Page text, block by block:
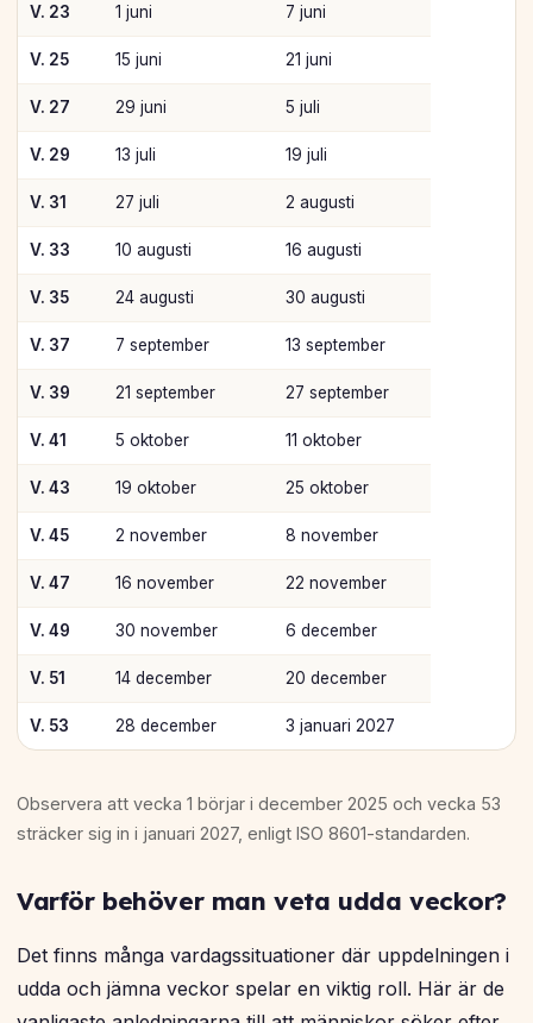
V. 23 1 juni 7 juni
V. 25 15 juni 21 juni
V. 27 29 juni 5 juli
V. 29 13 juli 19 juli
V. 31 27 juli 2 augusti
V. 33 10 augusti 16 augusti
V. 35 24 augusti 30 augusti
V. 37 7 september 13 september
V. 39 21 september 27 september
V. 41 5 oktober 11 oktober
V. 43 19 oktober 25 oktober
V. 45 2 november 8 november
V. 47 16 november 22 november
V. 49 30 november 6 december
V. 51 14 december 20 december
V. 53 28 december 3 januari 2027
Observera att vecka 1 börjar i december 2025 och vecka 53
sträcker sig in i januari 2027, enligt ISO 8601-standarden.
Varför behöver man veta udda veckor?
Det finns många vardagssituationer där uppdelningen i
udda och jämna veckor spelar en viktig roll. Här är de